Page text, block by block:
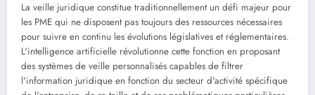
La veille juridique constitue traditionnellement un défi majeur pour
les PME qui ne disposent pas toujours des ressources nécessaires
pour suivre en continu les évolutions législatives et réglementaires.
L'intelligence artificielle révolutionne cette fonction en proposant
des systèmes de veille personnalisés capables de filtrer
l'information juridique en fonction du secteur d'activité spécifique